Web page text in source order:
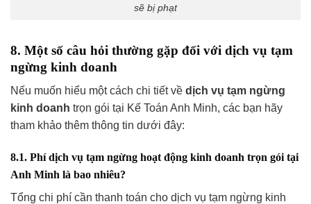
sẽ bị phạt
8. Một số câu hỏi thường gặp đối với dịch vụ tạm
ngừng kinh doanh
Nếu muốn hiểu một cách chi tiết về dịch vụ tạm ngừng
kinh doanh trọn gói tại Kế Toán Anh Minh, các bạn hãy
tham khảo thêm thông tin dưới đây:
8.1. Phí dịch vụ tạm ngừng hoạt động kinh doanh trọn gói tại
Anh Minh là bao nhiêu?
Tổng chi phí cần thanh toán cho dịch vụ tạm ngừng kinh